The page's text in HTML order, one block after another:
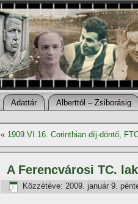
Adattár Alberttól – Zsiborásig
« 1909.VI.16. Corinthian dí­j-döntő,
A Ferencvárosi TC.
Közzétéve: 2009. január 9.